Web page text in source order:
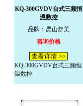
KQ-300GVDV台式三频恒
温数控
品牌：昆山舒美
咨询价格
查看详情 >>
KQ-300GVDV台式三频恒
温数控